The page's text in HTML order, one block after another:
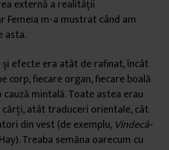
externă a realității
Femeia m-a mustrat când am
asta.
și efecte era atât de rafinat, încât
corp, fiecare organ, fiecare boală
mintală. Toate astea erau
atât traduceri orientale, cât
din vest (de exemplu, Vindecă-
Treaba semăna oarecum cu